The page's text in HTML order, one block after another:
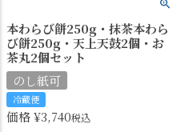
本わらび餅250g・抹茶本わら
び餅250g・天上天鼓2個・お
茶丸2個セット
のし紙可
冷蔵便
価格¥3,740税込